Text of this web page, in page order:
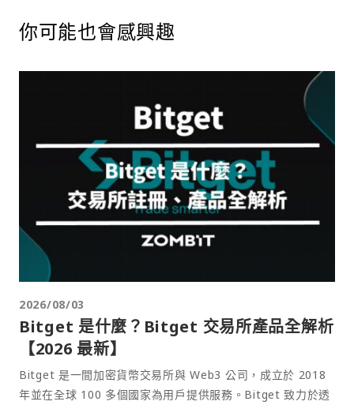
你可能也會感興趣
2026/08/03
Bitget 是什麼？Bitget 交易所產品全解析
【2026 最新】
Bitget 是一間加密貨幣交易所與 Web3 公司，成立於 2018
年並在全球 100 多個國家為用戶提供服務。Bitget 致力於透